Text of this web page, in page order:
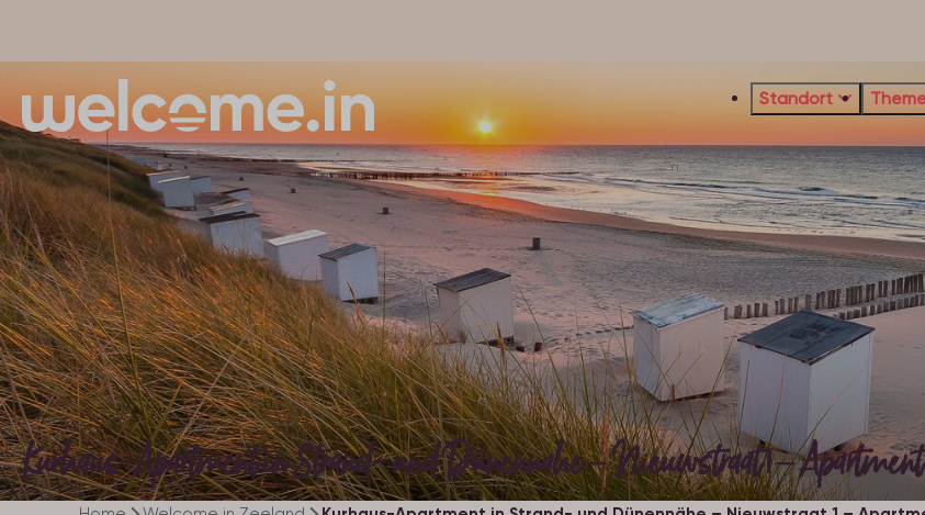
Standort
Kurhaus-Apartment in Strand- und Dünennähe – Nieuwstraat 1 –